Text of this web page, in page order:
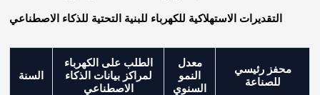
التقديرات الاستهلاكية للكهرباء للبنية التحتية للذكاء الاصطناعي
السنة
الطلب على الكهرباء
لمراكز بيانات الذكاء
الاصطناعي
معدل
النمو
السنوي
محفز رئيسي
للصناعة